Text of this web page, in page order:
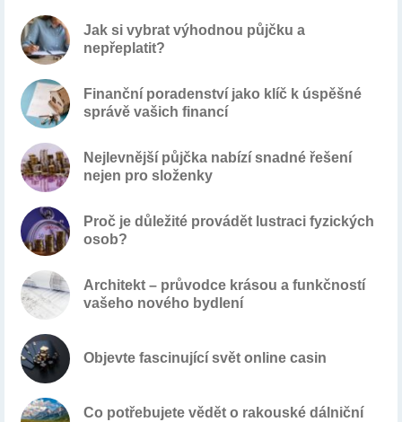
Jak si vybrat výhodnou půjčku a
nepřeplatit?
Finanční poradenství jako klíč k úspěšné
správě vašich financí
Nejlevnější půjčka nabízí snadné řešení
nejen pro složenky
Proč je důležité provádět lustraci fyzických
osob?
Architekt – průvodce krásou a funkčností
vašeho nového bydlení
Objevte fascinující svět online casin
Co potřebujete vědět o rakouské dálniční